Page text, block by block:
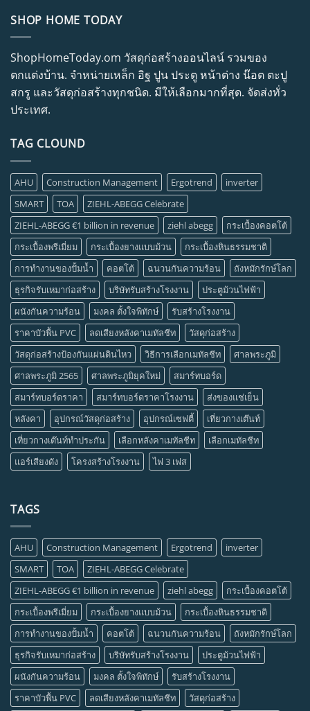
SHOP HOME TODAY
ShopHomeToday.om วัสดุก่อสร้างออนไลน์ รวมของ
ตกแต่งบ้าน. จำหน่ายเหล็ก อิฐ ปูน ประตู หน้าต่าง น๊อต ตะปู
สกรู และวัสดุก่อสร้างทุกชนิด. มีให้เลือกมากที่สุด. จัดส่งทั่ว
ประเทศ.
TAG CLOUND
AHU Construction Management Ergotrend
inverter
SMART
TOA
ZIEHL-ABEGG Celebrate
ZIEHL-ABEGG €1 billion in revenue
ziehl abegg
กระเบื้องคอตโต้
กระเบื้องพรีเมี่ยม
กระเบื้องยางแบบม้วน
กระเบื้องหินธรรมชาติ
การทำงานของปั้มน้ำ
คอตโต้ ฉนวนกันความร้อน
ถังหมักรักษ์โลก
ธุรกิจรับเหมาก่อสร้าง
บริษัทรับสร้างโรงงาน
ประตูม้วนไฟฟ้า
ผนังกันความร้อน
มงคล ตั้งใจพิทักษ์
รับสร้างโรงงาน
ราคาบัวพื้น PVC
ลดเสียงหลังคาเมทัลชีท
วัสดุก่อสร้าง
วัสดุก่อสร้างป้องกันแผ่นดินไหว
วิธีการเลือกเมทัลชีท
ศาลพระภูมิ
ศาลพระภูมิ 2565
ศาลพระภูมิยุคใหม่
สมาร์ทบอร์ด
สมาร์ทบอร์ดราคา
สมาร์ทบอร์ดราคาโรงงาน
ส่งของแช่เย็น
หลังคา
อุปกรณ์วัสดุก่อสร้าง อุปกรณ์เซฟตี้
เที่ยวกางเต๊นท์
เที่ยวกางเต๊นท์ทำประกัน
เลือกหลังคาเมทัลชีท
เลือกเมทัลชีท
แอร์เสียงดัง
โครงสร้างโรงงาน ไฟ 3 เฟส
TAGS
AHU Construction Management Ergotrend
inverter
SMART
TOA
ZIEHL-ABEGG Celebrate
ZIEHL-ABEGG €1 billion in revenue
ziehl abegg
กระเบื้องคอตโต้
กระเบื้องพรีเมี่ยม
กระเบื้องยางแบบม้วน
กระเบื้องหินธรรมชาติ
การทำงานของปั้มน้ำ
คอตโต้ ฉนวนกันความร้อน
ถังหมักรักษ์โลก
ธุรกิจรับเหมาก่อสร้าง
บริษัทรับสร้างโรงงาน
ประตูม้วนไฟฟ้า
ผนังกันความร้อน
มงคล ตั้งใจพิทักษ์
รับสร้างโรงงาน
ราคาบัวพื้น PVC
ลดเสียงหลังคาเมทัลชีท วัสดุก่อสร้าง